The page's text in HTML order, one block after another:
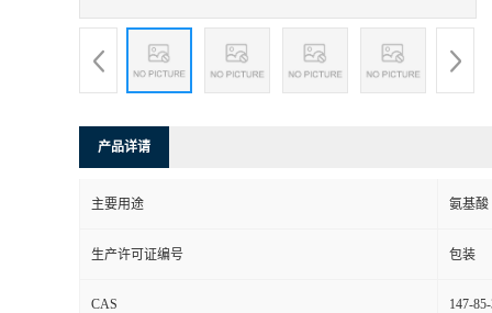
产品详请
主要用途 氨基酸
生产许可证编号 包装
CAS 147-